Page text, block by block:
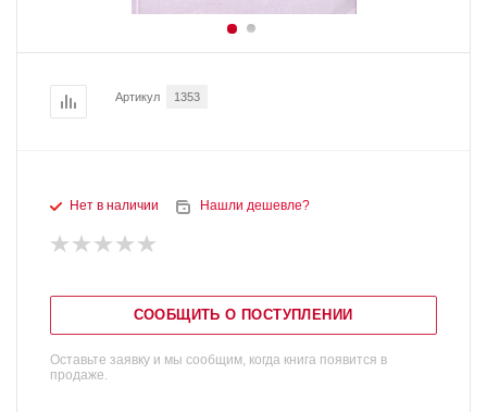
Артикул 1353
Нет в наличии Нашли дешевле?
СООБЩИТЬ О ПОСТУПЛЕНИИ
Оставьте заявку и мы сообщим, когда книга появится в
продаже.